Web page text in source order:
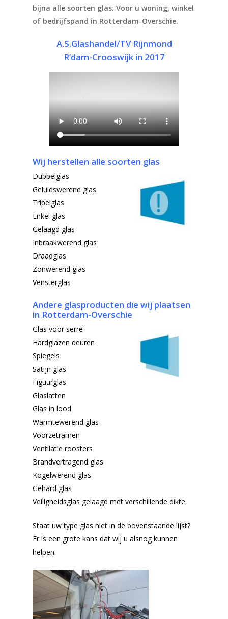
bijna alle soorten glas. Voor u woning, winkel
of bedrijfspand in Rotterdam-Overschie.
A.S.Glashandel/TV Rijnmond
R’dam-Crooswijk in 2017
Wij herstellen alle soorten glas
Dubbelglas
Geluidswerend glas
Tripelglas
Enkel glas
Gelaagd glas
Inbraakwerend glas
Draadglas
Zonwerend glas
Vensterglas
Andere glasproducten die wij plaatsen
in Rotterdam-Overschie
Glas voor serre
Hardglazen deuren
Spiegels
Satijn glas
Figuurglas
Glaslatten
Glas in lood
Warmtewerend glas
Voorzetramen
Ventilatie roosters
Brandvertragend glas
Kogelwerend glas
Gehard glas
Veiligheidsglas gelaagd met verschillende dikte.
Staat uw type glas niet in de bovenstaande lijst?
Er is een grote kans dat wij u alsnog kunnen
helpen.